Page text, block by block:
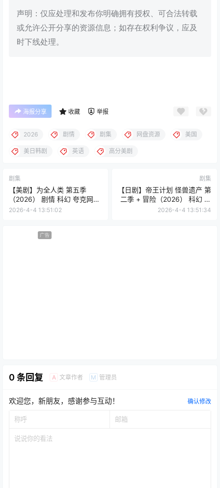
声明：仅应处理和发布你明确拥有授权、可合法转载
或允许公开分享的资源信息；如存在权利争议，应及
时下线处理。
海报分享 收藏 举报
2026 剧情 剧集 网盘资源 美国
美日韩剧 英语 高分美剧
剧集
【美剧】为全人类 第五季
（2026） 剧情 科幻 夸克网盘
保存
2026-4-4 13:51:02
剧集
【日剧】帝王计划 怪兽遗产 第
二季 + 冒险（2026） 科幻 夸
克网盘保存
2026-4-4 13:51:34
广告
0 条回复 A 文章作者 M 管理员
欢迎您，新朋友，感谢参与互动！ 确认修改